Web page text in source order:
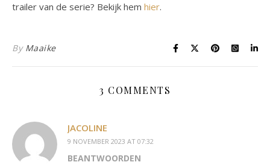
trailer van de serie? Bekijk hem hier.
By Maaike
3 COMMENTS
JACOLINE
9 NOVEMBER 2023 AT 07:32
BEANTWOORDEN